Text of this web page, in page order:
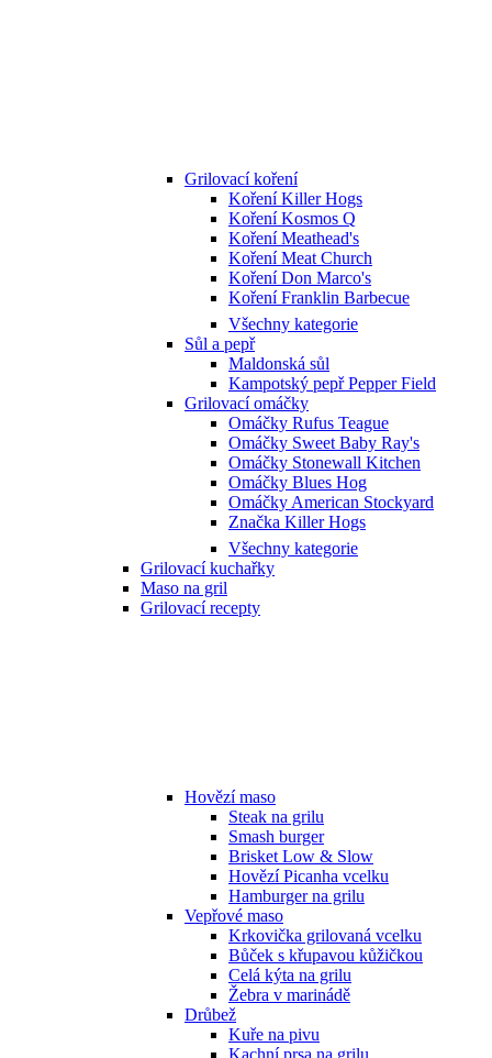
Grilovací koření
Koření Killer Hogs
Koření Kosmos Q
Koření Meathead's
Koření Meat Church
Koření Don Marco's
Koření Franklin Barbecue
Všechny kategorie
Sůl a pepř
Maldonská sůl
Kampotský pepř Pepper Field
Grilovací omáčky
Omáčky Rufus Teague
Omáčky Sweet Baby Ray's
Omáčky Stonewall Kitchen
Omáčky Blues Hog
Omáčky American Stockyard
Značka Killer Hogs
Všechny kategorie
Grilovací kuchařky
Maso na gril
Grilovací recepty
Hovězí maso
Steak na grilu
Smash burger
Brisket Low & Slow
Hovězí Picanha vcelku
Hamburger na grilu
Vepřové maso
Krkovička grilovaná vcelku
Bůček s křupavou kůžičkou
Celá kýta na grilu
Žebra v marinádě
Drůbež
Kuře na pivu
Kachní prsa na grilu